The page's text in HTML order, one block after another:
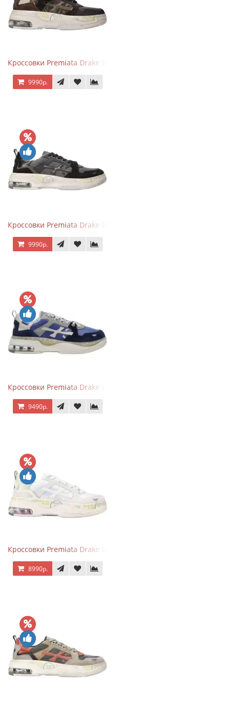
Кроссовки Premiata Drake Black Brown
9990р.
Кроссовки Premiata Drake Black Gray
9990р.
Кроссовки Premiata Drake синие с серым
9490р.
Кроссовки Premiata Drake Light Beige Silver
8990р.